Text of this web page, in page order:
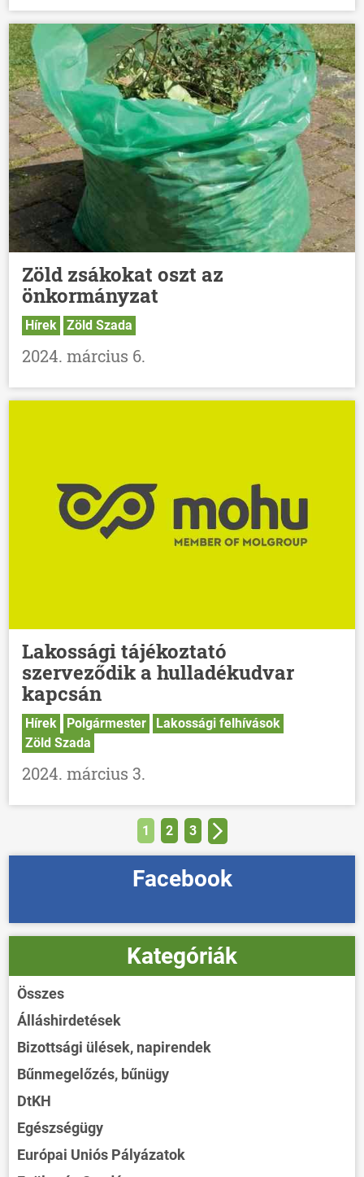
Zöld zsákokat oszt az
önkormányzat
Hírek Zöld Szada
2024. március 6.
Lakossági tájékoztató
szerveződik a hulladékudvar
kapcsán
Hírek Polgármester
Lakossági felhívások
Zöld Szada
2024. március 3.
1 2 3
Facebook
Kategóriák
Összes
Álláshirdetések
Bizottsági ülések, napirendek
Bűnmegelőzés, bűnügy
DtKH
Egészségügy
Európai Uniós Pályázatok